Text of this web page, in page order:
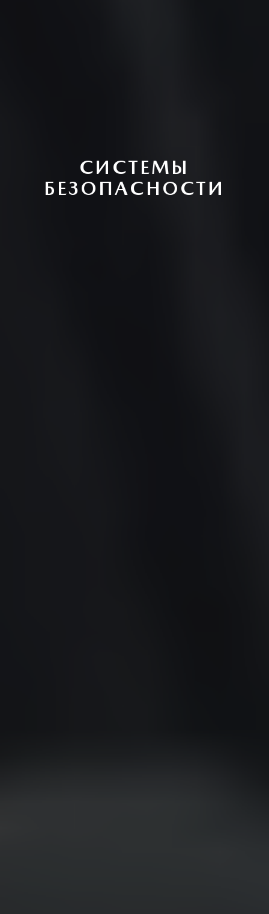
СИСТЕМЫ
БЕЗОПАСНОСТИ